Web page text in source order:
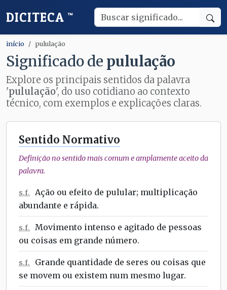
DICITECA ™
início pululação
Significado de pululação
Explore os principais sentidos da palavra
'pululação', do uso cotidiano ao contexto
técnico, com exemplos e explicações claras.
Sentido Normativo
Definição no sentido mais comum e amplamente aceito da
palavra.
s.f.
Ação ou efeito de pulular; multiplicação
abundante e rápida.
s.f.
Movimento intenso e agitado de pessoas
ou coisas em grande número.
s.f.
Grande quantidade de seres ou coisas que
se movem ou existem num mesmo lugar.